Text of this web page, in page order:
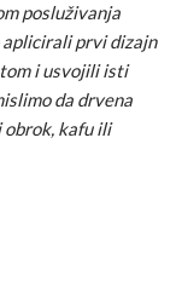
posluživanja
aplicirali prvi dizajn
i usvojili isti
da drvena
obrok, kafu ili